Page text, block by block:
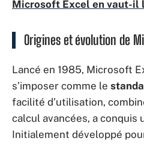
Microsoft Excel en vaut-il
Origines et évolution de
Lancé en 1985, Microsoft
s’imposer comme le
facilité d’utilisation,
calcul avancées, a conquis
Initialement développé